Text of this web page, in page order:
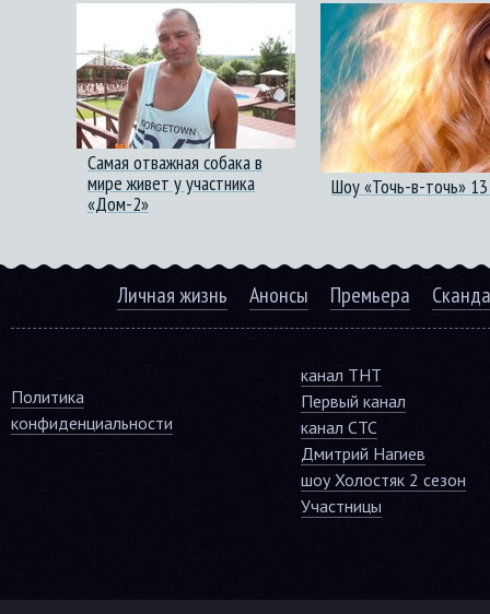
Самая отважная собака в
мире живет у участника
«Дом-2»
Шоу «Точь-в-точь»
Личная жизнь Анонсы Премьера
Политика
конфиденциальности
канал ТНТ
Первый канал
канал СТС
Дмитрий Нагиев
шоу Холостяк 2 сезон
Участницы